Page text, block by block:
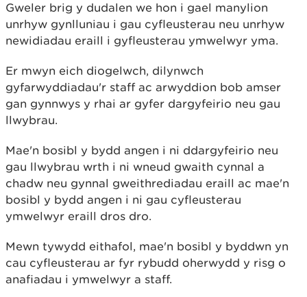
Gweler brig y dudalen we hon i gael manylion
unrhyw gynlluniau i gau cyfleusterau neu unrhyw
newidiadau eraill i gyfleusterau ymwelwyr yma.
Er mwyn eich diogelwch, dilynwch
gyfarwyddiadau'r staff ac arwyddion bob amser
gan gynnwys y rhai ar gyfer dargyfeirio neu gau
llwybrau.
Mae'n bosibl y bydd angen i ni ddargyfeirio neu
gau llwybrau wrth i ni wneud gwaith cynnal a
chadw neu gynnal gweithrediadau eraill ac mae'n
bosibl y bydd angen i ni gau cyfleusterau
ymwelwyr eraill dros dro.
Mewn tywydd eithafol, mae'n bosibl y byddwn yn
cau cyfleusterau ar fyr rybudd oherwydd y risg o
anafiadau i ymwelwyr a staff.